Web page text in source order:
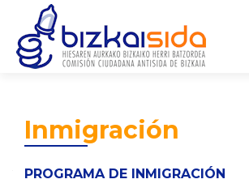
Inmigración
PROGRAMA DE INMIGRACIÓN